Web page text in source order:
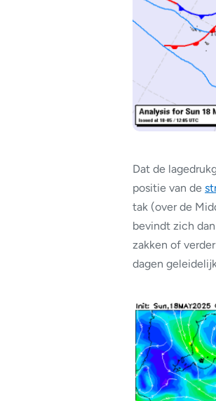
Dat de
positie van de
tak (over de
bevindt zich
zakken of
dagen